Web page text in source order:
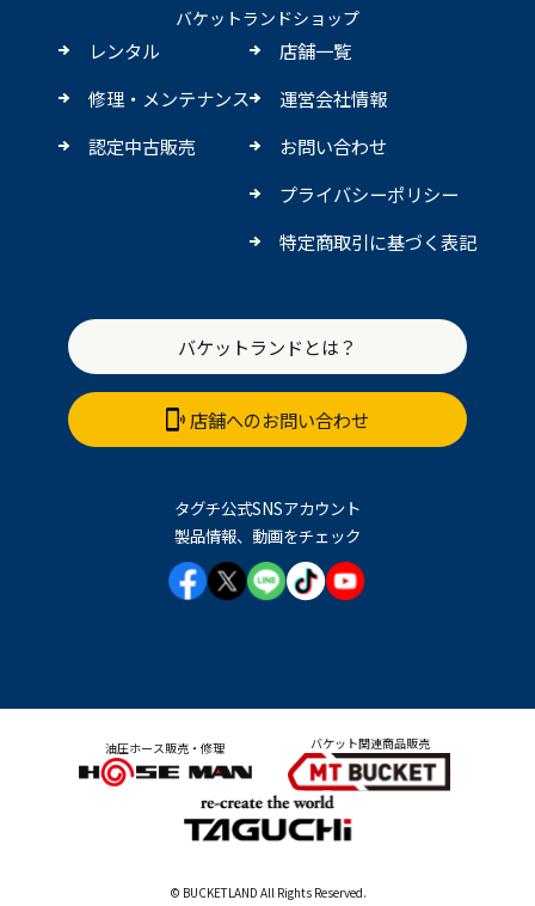
バケットランドショップ
レンタル
修理・メンテナンス
認定中古販売
店舗一覧
運営会社情報
お問い合わせ
プライバシーポリシー
特定商取引に基づく表記
バケットランドとは？
店舗へのお問い合わせ
タグチ公式SNSアカウント
製品情報、動画をチェック
© BUCKETLAND All Rights Reserved.
油圧ホース販売・修理 バケット関連商品販売